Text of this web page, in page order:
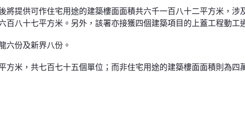
將提供可作住宅用途的建築樓面面積共六千一百八十二平方米，涉
八十七平方米。另外，該署亦接獲四個建築項目的上蓋工程動工
六份及新界八份。
方米，共七百七十五個單位；而非住宅用途的建築樓面面積則為四